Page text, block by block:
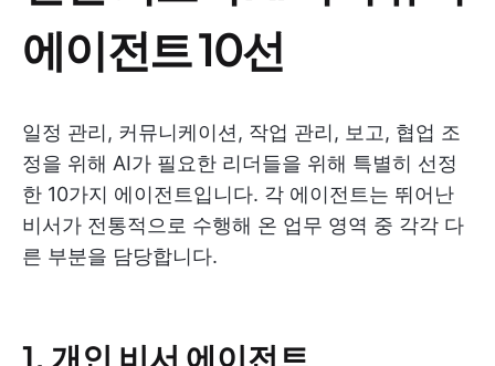
에이전트 10선
일정 관리, 커뮤니케이션, 작업 관리, 보고, 협업 조
정을 위해 AI가 필요한 리더들을 위해 특별히 선정
한 10가지 에이전트입니다. 각 에이전트는 뛰어난
비서가 전통적으로 수행해 온 업무 영역 중 각각 다
른 부분을 담당합니다.
1. 개인 비서 에이전트